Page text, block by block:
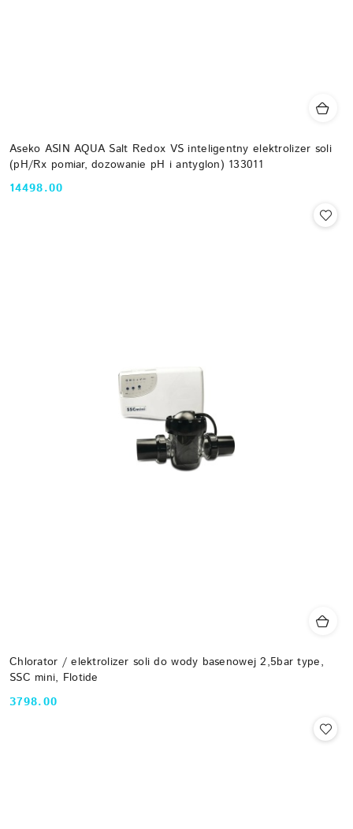
Aseko ASIN AQUA Salt Redox VS inteligentny elektrolizer soli
(pH/Rx pomiar, dozowanie pH i antyglon) 133011
Cena:
14498.00
Chlorator / elektrolizer soli do wody basenowej 2,5bar type,
SSC mini, Flotide
Cena:
3798.00